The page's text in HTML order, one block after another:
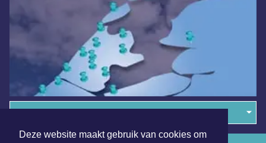
Deze website maakt gebruik van cookies om